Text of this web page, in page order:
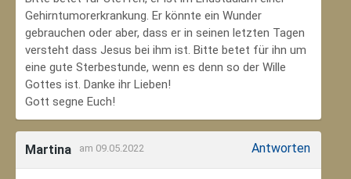
Gehirntumorerkrankung. Er könnte ein Wunder
gebrauchen oder aber, dass er in seinen letzten Tagen
versteht dass Jesus bei ihm ist. Bitte betet für ihn um
eine gute Sterbestunde, wenn es denn so der Wille
Gottes ist. Danke ihr Lieben!
Gott segne Euch!
Martina am 09.05.2022 Antworten